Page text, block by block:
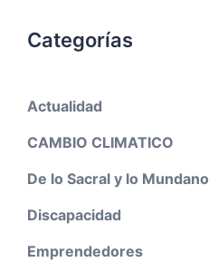
Categorías
Actualidad
CAMBIO CLIMATICO
De lo Sacral y lo Mundano
Discapacidad
Emprendedores